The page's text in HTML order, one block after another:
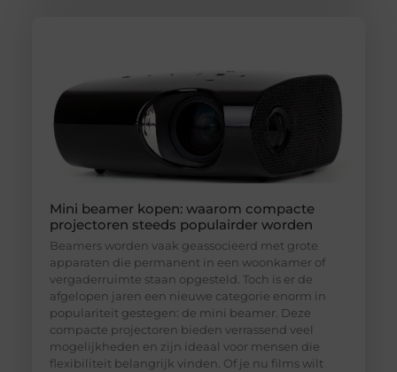
Mini beamer kopen: waarom compacte
projectoren steeds populairder worden
Beamers worden vaak geassocieerd met grote
apparaten die permanent in een woonkamer of
vergaderruimte staan opgesteld. Toch is er de
afgelopen jaren een nieuwe categorie enorm in
populariteit gestegen: de mini beamer. Deze
compacte projectoren bieden verrassend veel
mogelijkheden en zijn ideaal voor mensen die
flexibiliteit belangrijk vinden. Of je nu films wilt